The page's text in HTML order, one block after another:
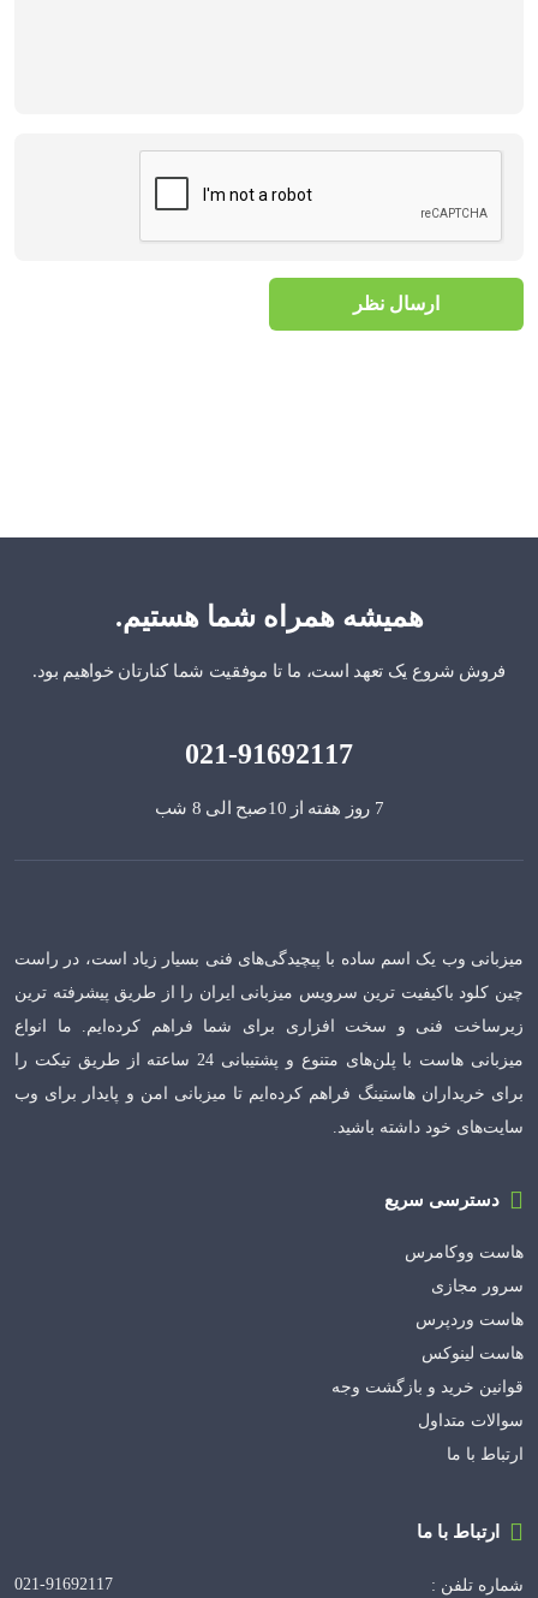
ارسال نظر
همیشه همراه شما هستیم.
فروش شروع یک تعهد است، ما تا موفقیت شما کنارتان خواهیم بود.
021-91692117
7 روز هفته از 10صبح الی 8 شب
میزبانی وب یک اسم ساده با پیچیدگی‌های فنی بسیار زیاد است، در راست
چین کلود باکیفیت ترین سرویس میزبانی ایران را از طریق پیشرفته ترین
زیرساخت فنی و سخت افزاری برای شما فراهم کرده‌ایم. ما انواع
میزبانی هاست با پلن‌های متنوع و پشتیبانی 24 ساعته از طریق تیکت را
برای خریداران هاستینگ فراهم کرده‌ایم تا میزبانی امن و پایدار برای وب
سایت‌های خود داشته باشید.
دسترسی سریع
هاست ووکامرس
سرور مجازی
هاست وردپرس
هاست لینوکس
قوانین خرید و بازگشت وجه
سوالات متداول
ارتباط با ما
ارتباط با ما
شماره تلفن : 021-91692117